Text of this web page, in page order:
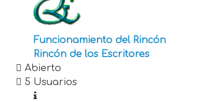
Funcionamiento del Rincón
Rincón de los Escritores
Abierto
5 Usuarios